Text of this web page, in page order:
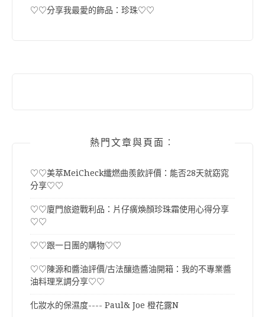
♡♡分享我最愛的飾品：珍珠♡♡
熱門文章與頁面︰
♡♡美萃MeiCheck纖燃曲羨飲評價：能否28天就窈窕
分享♡♡
♡♡廈門旅遊戰利品：片仔癀煥顏珍珠霜使用心得分享
♡♡
♡♡跟一日團的購物♡♡
♡♡陳源和醬油評價/古法釀造醬油開箱：我的不專業醬
油料理烹調分享♡♡
化妝水的保濕度---- Paul& Joe 橙花露N